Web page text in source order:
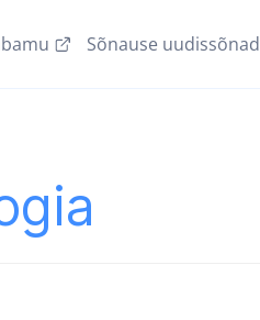
Sõnause uudissõnad